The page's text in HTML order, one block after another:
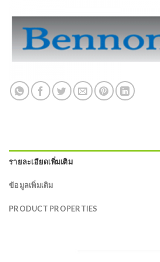
รายละเอียดเพิ่มเติม
ข้อมูลเพิ่มเติม
PRODUCT PROPERTIES